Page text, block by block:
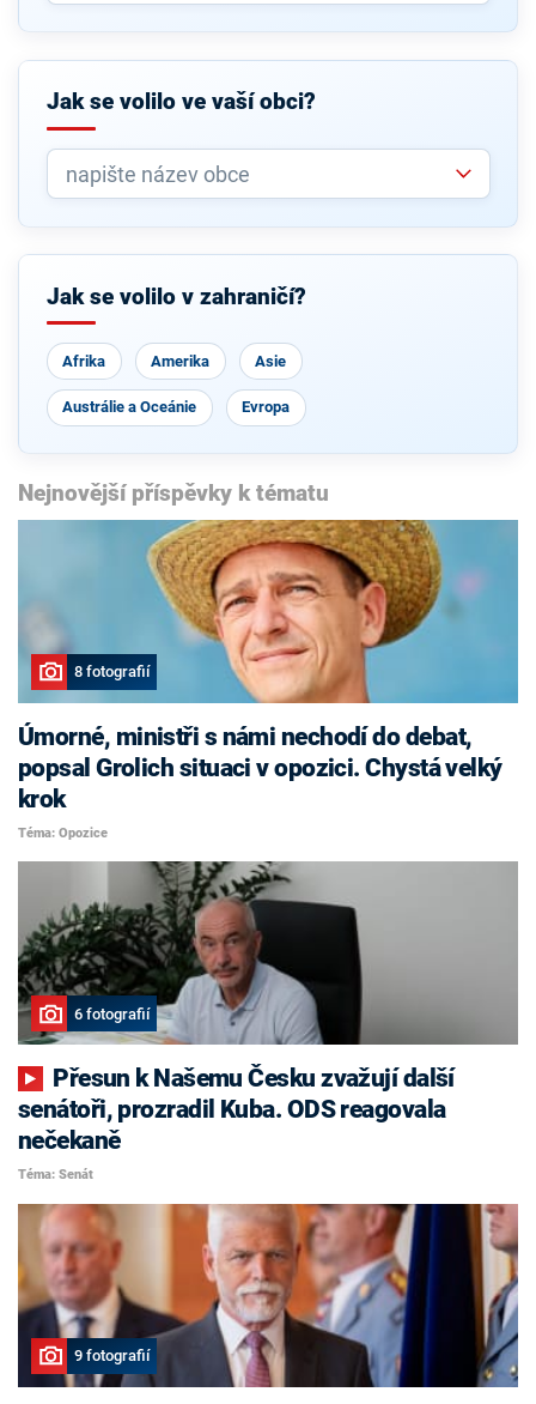
Jak se volilo ve vaší obci?
Jak se volilo v zahraničí?
Afrika Amerika Asie
Austrálie a Oceánie Evropa
Nejnovější příspěvky k tématu
8 fotografií
Úmorné, ministři s námi nechodí do debat,
popsal Grolich situaci v opozici. Chystá velký
krok
Téma: Opozice
6 fotografií
senátoři, prozradil Kuba. ODS reagovala
nečekaně
Téma: Senát
9 fotografií